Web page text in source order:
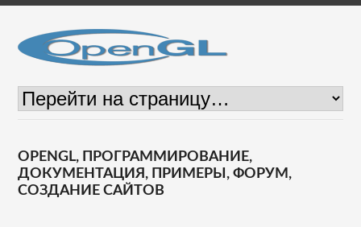
OPENGL, ПРОГРАММИРОВАНИЕ,
ДОКУМЕНТАЦИЯ, ПРИМЕРЫ, ФОРУМ,
СОЗДАНИЕ САЙТОВ